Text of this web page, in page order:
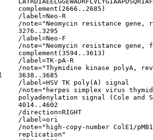
complement(2666..2685)
/label=Neo-R
/note="Neomycin resistance gene,
3276..3295
/label=Neo-F
/note="Neomycin resistance gene,
complement(3594..3613)
/label=TK-pA-R
/note="Thymidine kinase polyA,
3638..3685
/label=HSV TK poly(A) signal
/note="herpes simplex virus
polyadenylation signal (Cole and
4014..4602
/direction=RIGHT
/label=ori
/note="high-copy-number ColE1/
replication"